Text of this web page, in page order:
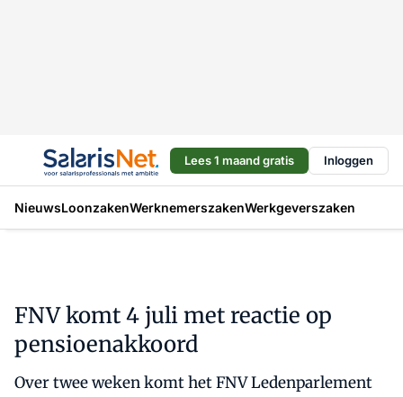
Lees 1 maand gratis Inloggen
NieuwsLoonzakenWerknemerszakenWerkgeverszaken
FNV komt 4 juli met reactie op
pensioenakkoord
Over twee weken komt het FNV Ledenparlement